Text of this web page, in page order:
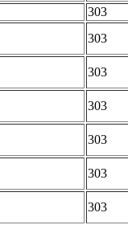
303
303
303
303
303
303
303